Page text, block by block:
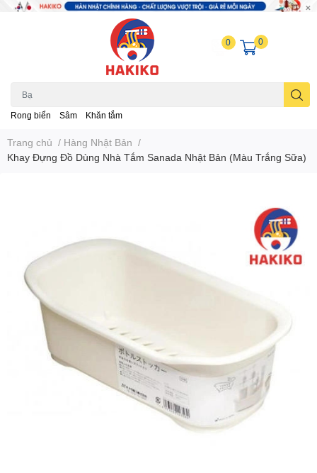
Rong biển Sâm Khăn tắm
0 0
Trang chủ / Hàng Nhật Bản /
Khay Đựng Đồ Dùng Nhà Tắm Sanada Nhật Bản (Màu Trắng Sữa)